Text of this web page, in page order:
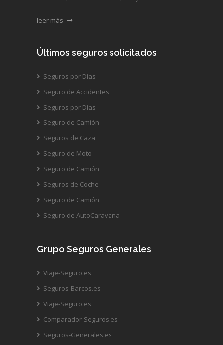
leer más
Últimos seguros solicitados
Seguros por Días
Seguro de Accidentes
Seguros por Días
Seguro de Camión
Seguros de Caza
Seguro de Moto
Seguro de Camión
Seguros de Coche
Seguro de Camión
Seguro de AutoCaravana
Grupo Seguros Generales
Viaje-Seguro.es
Seguros-Barcos.es
Viaje-Seguro.es
Comparador-Seguros.es
Seguros-Generales.es